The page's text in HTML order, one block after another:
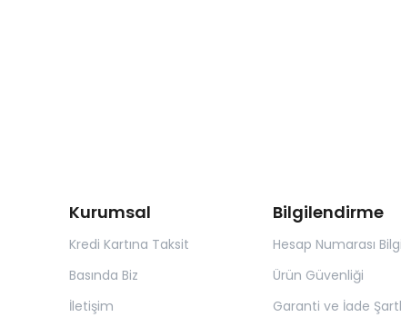
Kurumsal
Kredi Kartına Taksit
Basında Biz
İletişim
Bilgilendirme
Hesap Numarası
Ürün Güvenliği
Garanti ve İade